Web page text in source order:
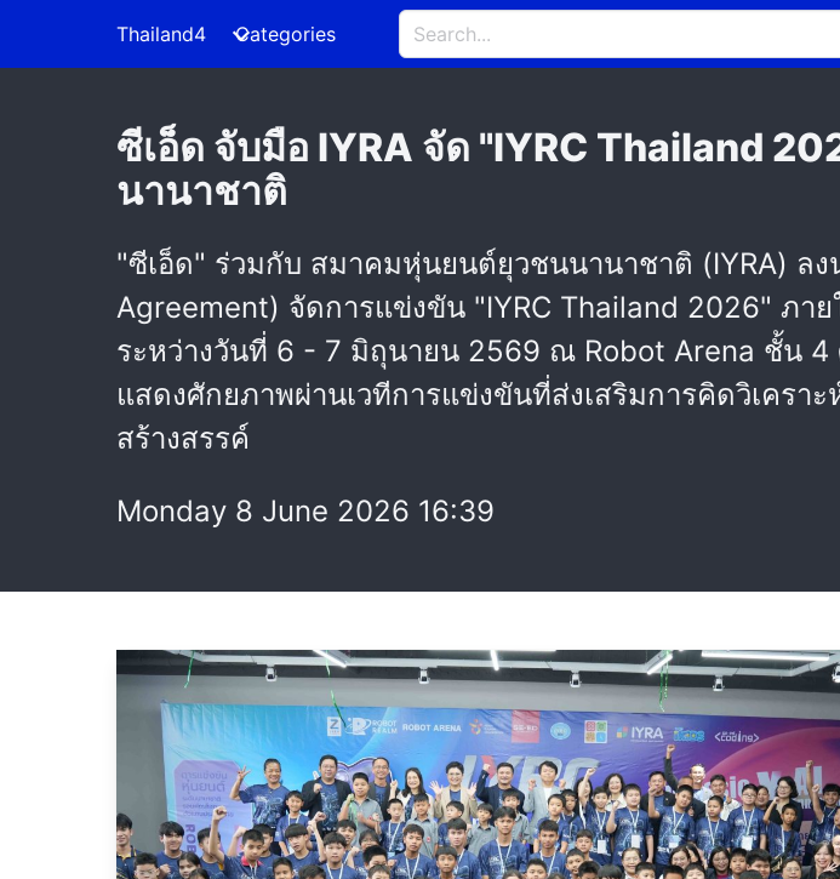
Thailand4 Categories
ซีเอ็ด จับมือ IYRA จัด "IYRC Thailand
นานาชาติ
"ซีเอ็ด" ร่วมกับ สมาคมหุ่นยนต์ยุวชนนานาชาติ (IYRA) ล
Agreement) จัดการแข่งขัน "IYRC Thailand 2026" ภา
ระหว่างวันที่ 6 - 7 มิถุนายน 2569 ณ Robot Arena ชั้น 4
แสดงศักยภาพผ่านเวทีการแข่งขันที่ส่งเสริมการคิดวิเครา
สร้างสรรค์
Monday 8 June 2026 16:39